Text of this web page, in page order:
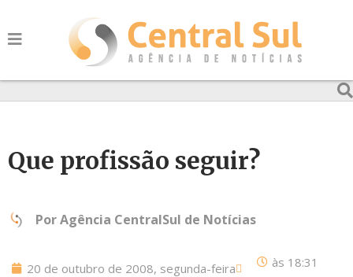
Que profissão seguir?
PorAgência CentralSul de Notícias
20 de outubro de 2008, segunda-feira às 18:31